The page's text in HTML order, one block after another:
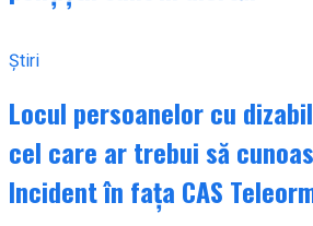
Știri
Locul persoanelor cu
cel care ar trebui să
Incident în fața CAS